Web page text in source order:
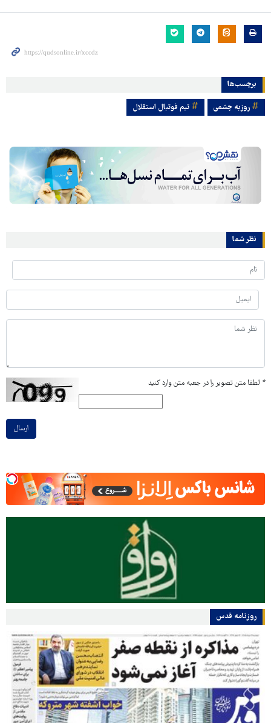
برچسب‌ها
روزبه چشمی تیم فوتبال استقلال
نظر شما
* لطفا متن تصویر را در جعبه متن وارد کنید
ارسال
روزنامه قدس